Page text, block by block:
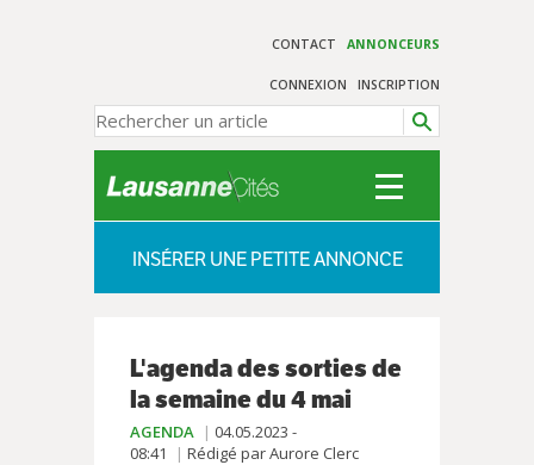
CONTACT ANNONCEURS
CONNEXION INSCRIPTION
INSÉRER UNE PETITE ANNONCE
L'agenda des sorties de
la semaine du 4 mai
AGENDA
04.05.2023 -
08:41
Rédigé par Aurore Clerc